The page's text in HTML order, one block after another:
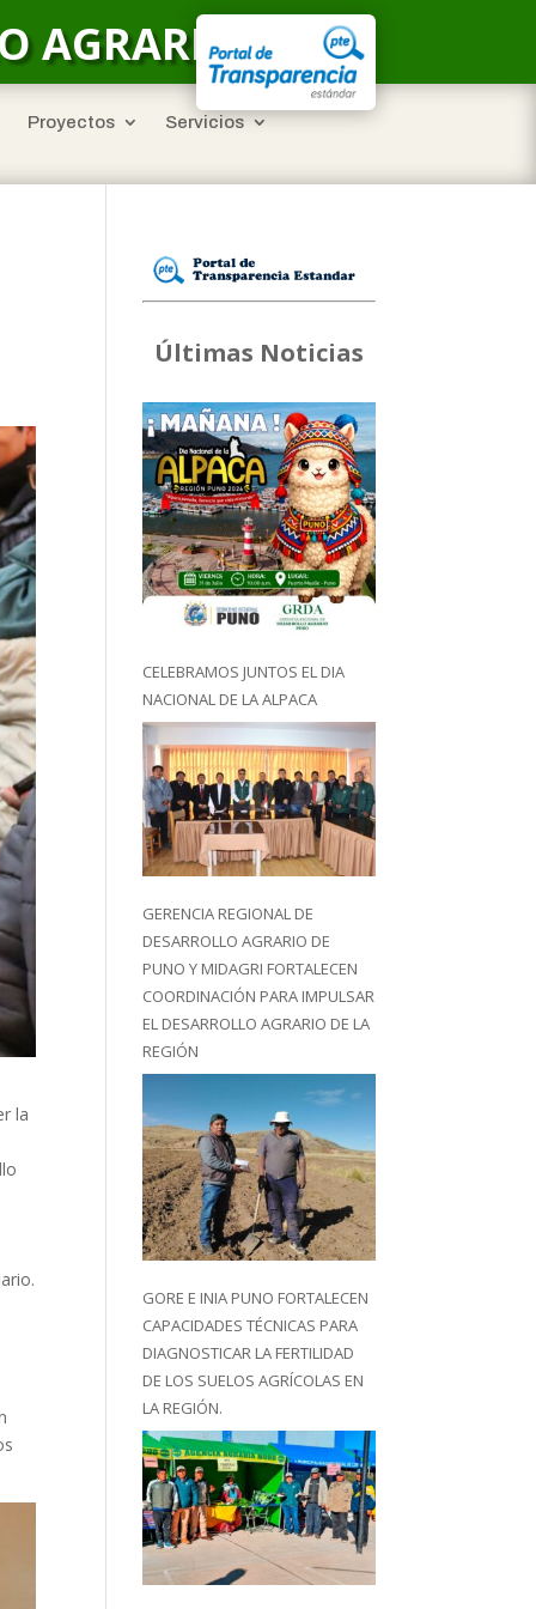
AGRARIO
Proyectos Servicios
la
Últimas Noticias
CELEBRAMOS JUNTOS EL DIA
NACIONAL DE LA ALPACA
GERENCIA REGIONAL DE
DESARROLLO AGRARIO DE
PUNO Y MIDAGRI FORTALECEN
COORDINACIÓN PARA IMPULSAR
EL DESARROLLO AGRARIO DE LA
REGIÓN
GORE E INIA PUNO FORTALECEN
CAPACIDADES TÉCNICAS PARA
DIAGNOSTICAR LA FERTILIDAD
DE LOS SUELOS AGRÍCOLAS EN
LA REGIÓN.